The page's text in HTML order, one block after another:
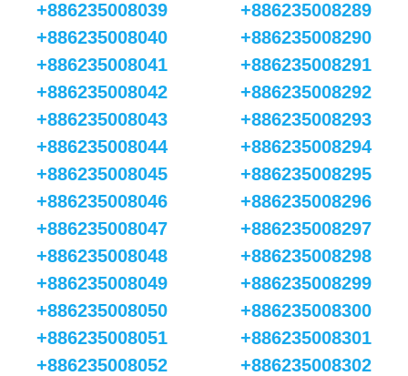
+886235008039
+886235008040
+886235008041
+886235008042
+886235008043
+886235008044
+886235008045
+886235008046
+886235008047
+886235008048
+886235008049
+886235008050
+886235008051
+886235008052
+886235008289
+886235008290
+886235008291
+886235008292
+886235008293
+886235008294
+886235008295
+886235008296
+886235008297
+886235008298
+886235008299
+886235008300
+886235008301
+886235008302